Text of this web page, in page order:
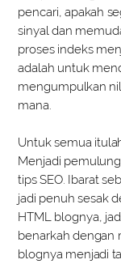
pencari, apakah
sinyal dan
proses indeks
adalah untuk
mengumpulkan
mana.
Untuk semua
Menjadi
tips SEO. Ibarat
jadi penuh sesak
HTML blognya,
benarkah dengan
blognya menjadi